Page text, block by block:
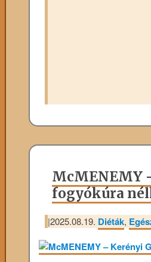
McMENEMY
fogyókúra
|2025.08.19. Diéták,